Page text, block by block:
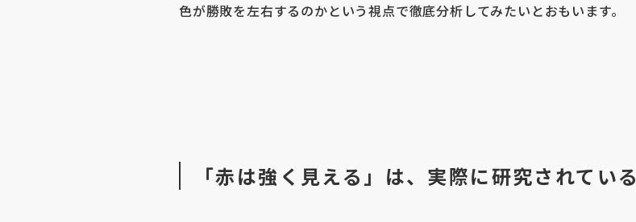
色が勝敗を左右するのかという視点で徹底分析してみたいとおもいます。
「赤は強く見える」は、実際に研究されている